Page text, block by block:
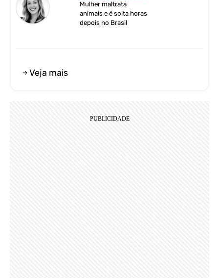
Mulher maltrata
animais e é solta horas
depois no Brasil
Veja mais